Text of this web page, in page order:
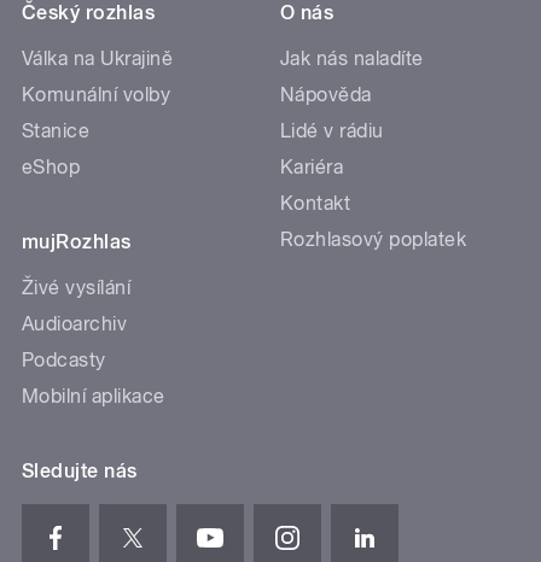
Český rozhlas
Válka na Ukrajině
Komunální volby
Stanice
eShop
mujRozhlas
Živé vysílání
Audioarchiv
Podcasty
Mobilní aplikace
O nás
Jak nás naladíte
Nápověda
Lidé v rádiu
Kariéra
Kontakt
Rozhlasový poplatek
Sledujte nás